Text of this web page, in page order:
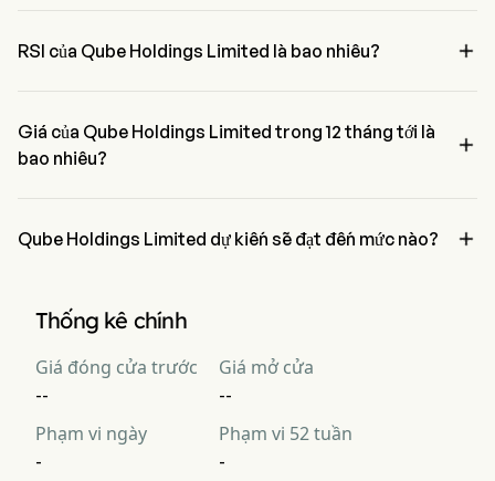
trung tính và 0 tín hiệu bán.
RSI của Qube Holdings Limited là bao nhiêu? 
Giá của Qube Holdings Limited trong 12 tháng tới là
bao nhiêu?

Qube Holdings Limited dự kiến sẽ đạt đến mức nào? 
Thống kê chính
Giá đóng cửa trước
--
Giá mở cửa
--
Phạm vi ngày
-
Phạm vi 52 tuần
-